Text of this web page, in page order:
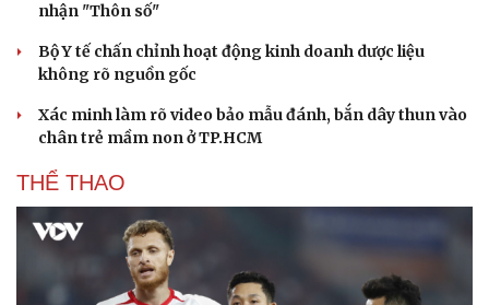
nhận "Thôn số"
Bộ Y tế chấn chỉnh hoạt động kinh doanh dược liệu
không rõ nguồn gốc
Xác minh làm rõ video bảo mẫu đánh, bắn dây thun vào
chân trẻ mầm non ở TP.HCM
THỂ THAO